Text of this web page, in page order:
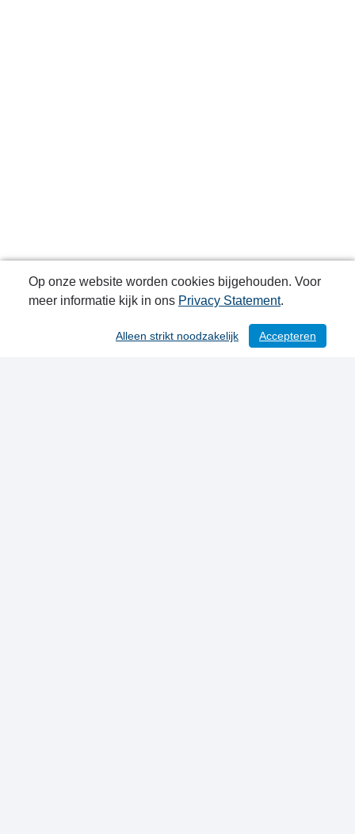
/ 93
Op onze website worden cookies bijgehouden. Voor
meer informatie kijk in ons Privacy Statement.
Accepteren
Alleen strikt noodzakelijk